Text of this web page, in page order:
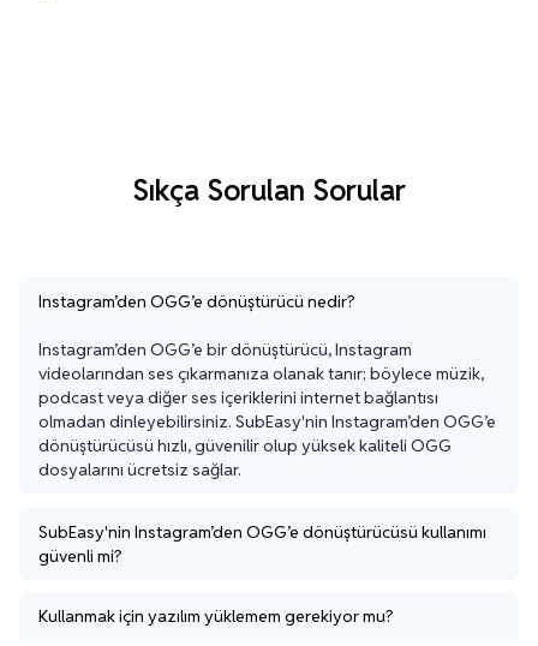
Sıkça Sorulan Sorular
Instagram’den OGG’e dönüştürücü nedir?
Instagram’den OGG’e bir dönüştürücü, Instagram
videolarından ses çıkarmanıza olanak tanır; böylece müzik,
podcast veya diğer ses içeriklerini internet bağlantısı
olmadan dinleyebilirsiniz. SubEasy'nin Instagram’den OGG’e
dönüştürücüsü hızlı, güvenilir olup yüksek kaliteli OGG
dosyalarını ücretsiz sağlar.
SubEasy'nin Instagram’den OGG’e dönüştürücüsü kullanımı
güvenli mi?
Kullanmak için yazılım yüklemem gerekiyor mu?